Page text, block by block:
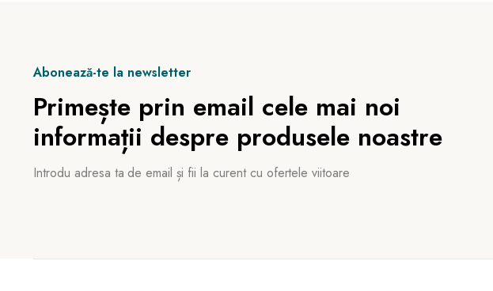
Abonează-te la newsletter
Primește prin email cele mai noi
informații despre produsele noastre
Introdu adresa ta de email și fii la curent cu ofertele viitoare